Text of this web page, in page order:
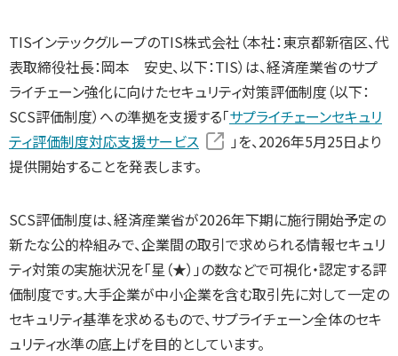
TISインテックグループのTIS株式会社（本社：東京都新宿区、代
表取締役社長：岡本 安史、以下：TIS）は、経済産業省のサプ
ライチェーン強化に向けたセキュリティ対策評価制度（以下：
SCS評価制度）への準拠を支援する「サプライチェーンセキュリ
ティ評価制度対応支援サービス
」を、2026年5月25日より
提供開始することを発表します。
SCS評価制度は、経済産業省が2026年下期に施行開始予定の
新たな公的枠組みで、企業間の取引で求められる情報セキュリ
ティ対策の実施状況を「星（★）」の数などで可視化・認定する評
価制度です。大手企業が中小企業を含む取引先に対して一定の
セキュリティ基準を求めるもので、サプライチェーン全体のセキ
ュリティ水準の底上げを目的としています。